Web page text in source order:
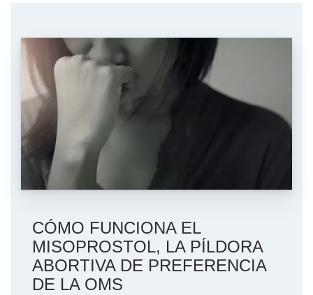
CÓMO FUNCIONA EL
MISOPROSTOL, LA PÍLDORA
ABORTIVA DE PREFERENCIA
DE LA OMS